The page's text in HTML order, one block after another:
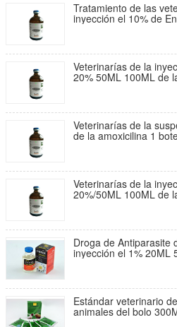
Tratamiento de las
inyección el 10% de
enfermedades
Veterinarías de la
20% 50ML 100ML de
Veterinarías de la
de la amoxicilina 1
Veterinarías de la
20%/50ML 100ML de
Droga de Antiparasite
inyección el 1% 20ML
Estándar veterinario
animales del bolo